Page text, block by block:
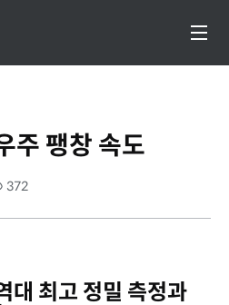
주 팽창 속도
372
대 최고 정밀 측정과